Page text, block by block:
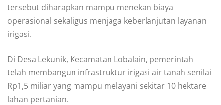
tersebut diharapkan mampu menekan biaya
operasional sekaligus menjaga keberlanjutan layanan
irigasi.
Di Desa Lekunik, Kecamatan Lobalain, pemerintah
telah membangun infrastruktur irigasi air tanah senilai
Rp1,5 miliar yang mampu melayani sekitar 10 hektare
lahan pertanian.